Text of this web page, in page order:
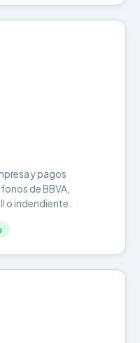
y pagos
de BBVA,
o indendiente.